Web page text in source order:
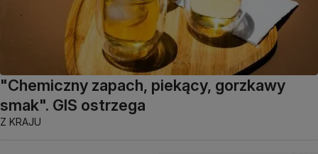
"Chemiczny zapach, piekący, gorzkawy
smak". GIS ostrzega
Z KRAJU